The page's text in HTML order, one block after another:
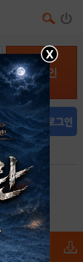
로그인
X